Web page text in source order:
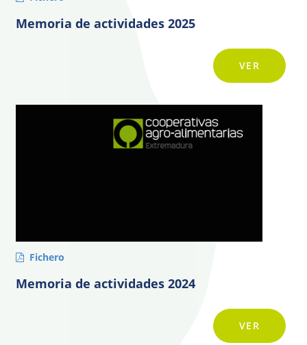
Memoria de actividades 2025
VER
Fichero
Memoria de actividades 2024
VER